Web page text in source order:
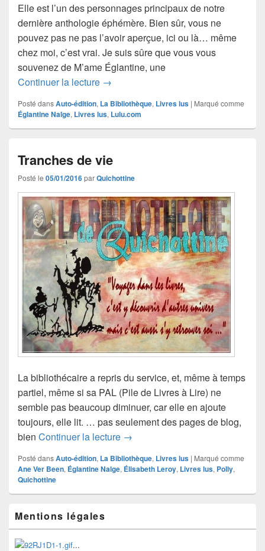
Elle est l’un des personnages principaux de notre
dernière anthologie éphémère. Bien sûr, vous ne
pouvez pas ne pas l’avoir aperçue, ici ou là… même
chez moi, c’est vrai. Je suis sûre que vous vous
souvenez de M’ame Églantine, une
Continuer la lecture Églantine Nalge, Lorsqu’Églantine
→
Posté dansAuto-édition, La Bibliothèque, Livres lus | Marqué comme
Églantine Nalge, Livres lus, Lulu.com
Tranches de vie
Posté le 05/01/2016parQuichottine
La bibliothécaire a repris du service, et, même à temps
partiel, même si sa PAL (Pile de Livres à Lire) ne
semble pas beaucoup diminuer, car elle en ajoute
toujours, elle lit. … pas seulement des pages de blog,
bien Continuer la lecture Tranches de vie
→
Posté dansAuto-édition, La Bibliothèque, Livres lus | Marqué comme
Ane Ver Been, Églantine Nalge, Élisabeth Leroy, Livres lus, Polly,
Quichottine
principale
de
widget
Mentions légales
...